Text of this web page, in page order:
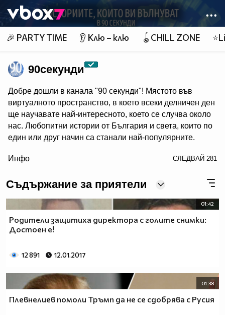
👾
🎉 PARTY TIME 👂 Клю – клю 🪀CHILL ZONE
90секунди
Добре дошли в канала "90 секунди"! Мястото във
виртуалното пространство, в което всеки делничен ден
ще научавате най-интересното, което се случва около
нас. Любопитни истории от България и света, които по
един или друг начин са станали най-популярните.
чути! 90 секунди са малко, но в 90 секунди може да се
Инфо СЛЕДВАЙ 281
Съдържание за приятели
01:42
Родители защитиха директора с голите снимки:
Достоен е!
12 891 12.01.2017
01:38
Плевнелиев помоли Тръмп да не се сдобрява с Русия